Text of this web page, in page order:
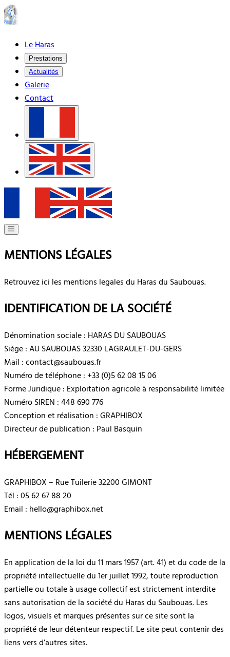
Le Haras
Prestations
Actualités
Galerie
Contact
MENTIONS LÉGALES
Retrouvez ici les mentions legales du Haras du Saubouas.
IDENTIFICATION DE LA SOCIÉTÉ
Dénomination sociale : HARAS DU SAUBOUAS
Siège : AU SAUBOUAS 32330 LAGRAULET-DU-GERS
Mail : contact@saubouas.fr
Numéro de téléphone : +33 (0)5 62 08 15 06
Forme Juridique : Exploitation agricole à responsabilité limitée
Numéro SIREN : 448 690 776
Conception et réalisation : GRAPHIBOX
Directeur de publication : Paul Basquin
HÉBERGEMENT
GRAPHIBOX – Rue Tuilerie 32200 GIMONT
Tél : 05 62 67 88 20
Email : hello@graphibox.net
MENTIONS LÉGALES
En application de la loi du 11 mars 1957 (art. 41) et du code de la
propriété intellectuelle du 1er juillet 1992, toute reproduction
partielle ou totale à usage collectif est strictement interdite
sans autorisation de la société du Haras du Saubouas. Les
logos, visuels et marques présentes sur ce site sont la
propriété de leur détenteur respectif. Le site peut contenir des
liens vers d’autres sites.